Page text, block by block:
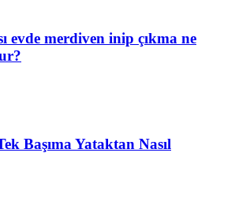
evde merdiven inip çıkma ne
Başıma Yataktan Nasıl